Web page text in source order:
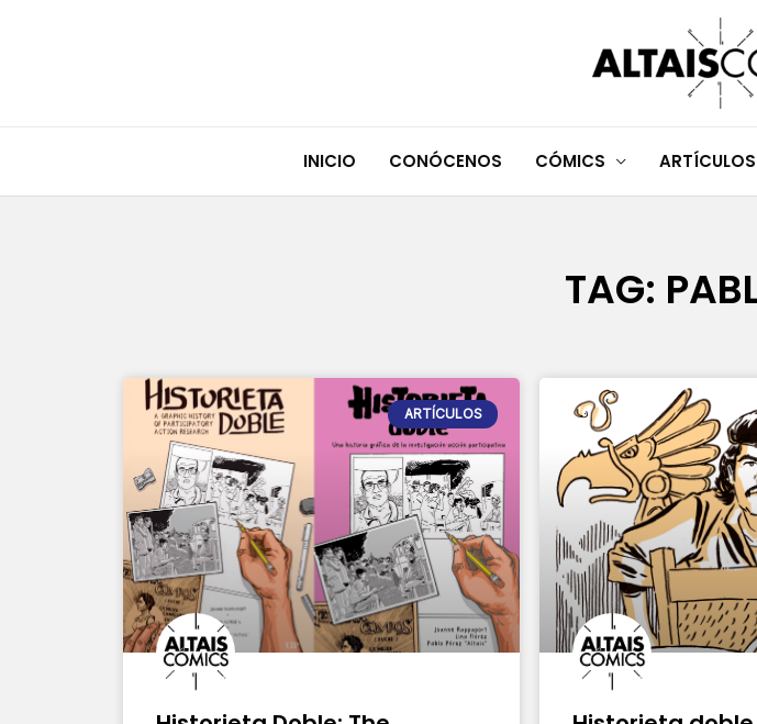
INICIO CONÓCENOS CÓMICS ARTÍCULOS
TAG:
ARTÍCULOS